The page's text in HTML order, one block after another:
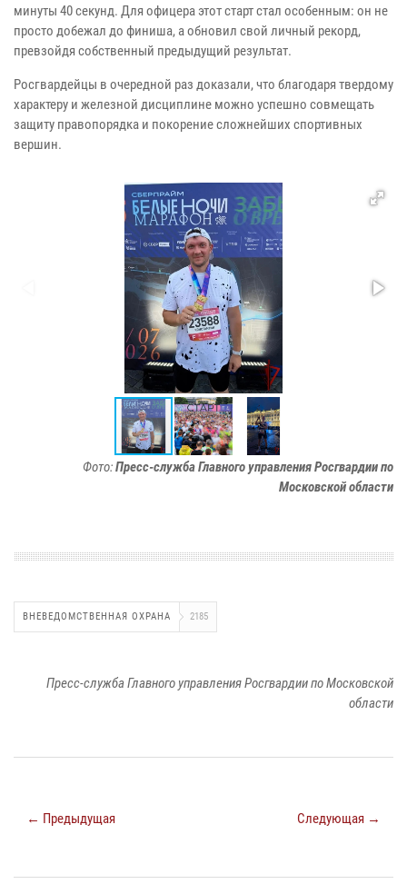
минуты 40 секунд. Для офицера этот старт стал особенным: он не
просто добежал до финиша, а обновил свой личный рекорд,
превзойдя собственный предыдущий результат.
Росгвардейцы в очередной раз доказали, что благодаря твердому
характеру и железной дисциплине можно успешно совмещать
защиту правопорядка и покорение сложнейших спортивных
вершин.
Фото:Пресс-служба Главного управления Росгвардии по
Московской области
ВНЕВЕДОМСТВЕННАЯ ОХРАНА 2185
Пресс-служба Главного управления Росгвардии по Московской
области
← Предыдущая Следующая →